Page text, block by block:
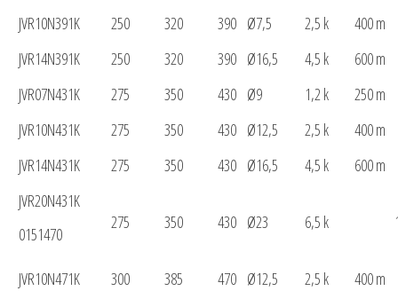
JVR10N391K
250 320 390 Ø7,5 2,5 k
400 m
JVR14N391K
250 320 390 Ø16,5 4,5 k
600 m
JVR07N431K
275 350 430 Ø9 1,2 k
250 m
JVR10N431K
275 350 430 Ø12,5 2,5 k
400 m
JVR14N431K
275 350 430 Ø16,5 4,5 k
600 m
JVR20N431K
0151470
275 350 430 Ø23 6,5 k
JVR10N471K 300 385 470 Ø12,5 2,5 k
400 m